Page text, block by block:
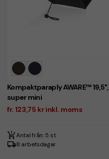
Kompaktparaply AWARE™ 19,5",
super mini
fr. 123,75 kr inkl. moms
Antal från: 5 st
8 arbetsdagar